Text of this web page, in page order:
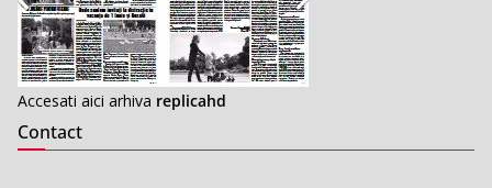
Accesati aici arhiva replicahd
Contact